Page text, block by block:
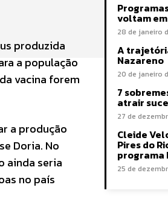
produzida
a população
vacina forem
a produção
Doria. No
ainda seria
no país
voltam
28 de janeiro
A
Nazareno
20 de janeiro
7
atrair
27 de
Cleide
Pires do
programa
25 de